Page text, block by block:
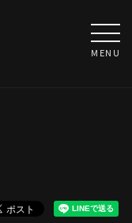
MENU